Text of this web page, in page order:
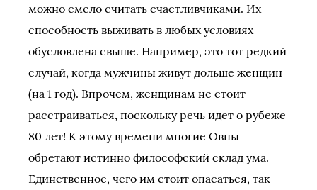
можно смело считать счастливчиками. Их
способность выживать в любых условиях
обусловлена свыше. Например, это тот редкий
случай, когда мужчины живут дольше женщин
(на 1 год). Впрочем, женщинам не стоит
расстраиваться, поскольку речь идет о рубеже
80 лет! К этому времени многие Овны
обретают истинно философский склад ума.
Единственное, чего им стоит опасаться, так